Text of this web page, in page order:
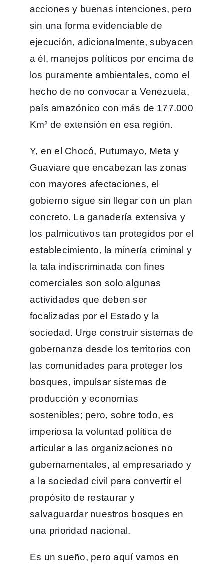
acciones y buenas intenciones, pero
sin una forma evidenciable de
ejecución, adicionalmente, subyacen
a él, manejos políticos por encima de
los puramente ambientales, como el
hecho de no convocar a Venezuela,
país amazónico con más de 177.000
Km²​ de extensión en esa región.
Y, en el Chocó, Putumayo, Meta y
Guaviare que encabezan las zonas
con mayores afectaciones, el
gobierno sigue sin llegar con un plan
concreto. La ganadería extensiva y
los palmicutivos tan protegidos por el
establecimiento, la minería criminal y
la tala indiscriminada con fines
comerciales son solo algunas
actividades que deben ser
focalizadas por el Estado y la
sociedad. Urge construir sistemas de
gobernanza desde los territorios con
las comunidades para proteger los
bosques, impulsar sistemas de
producción y economías
sostenibles; pero, sobre todo, es
imperiosa la voluntad política de
articular a las organizaciones no
gubernamentales, al empresariado y
a la sociedad civil para convertir el
propósito de restaurar y
salvaguardar nuestros bosques en
una prioridad nacional.
Es un sueño, pero aquí vamos en